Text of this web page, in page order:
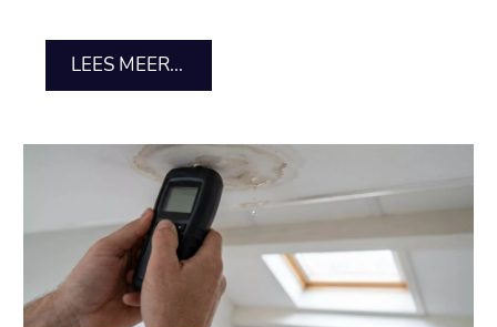
LEES MEER...